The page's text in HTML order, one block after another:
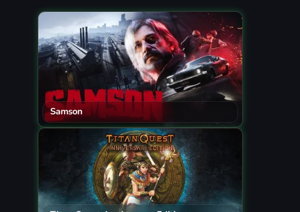
Samson